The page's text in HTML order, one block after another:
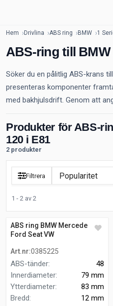
Hem Drivlina ABS ring BMW 1
ABS-ring till BMW
Söker du en pålitlig ABS-krans
presenteras komponenter
med bakhjulsdrift. Genom att
Produkter för ABS-
120 i E81
2 produkter
Filtrera
1 - 2 av 2
ABS ring BMW Mercedes
Ford Seat VW
Art.nr:0385225
ABS-tänder:
48
Innerdiameter:
79 mm
Ytterdiameter:
83 mm
Bredd: 12 mm